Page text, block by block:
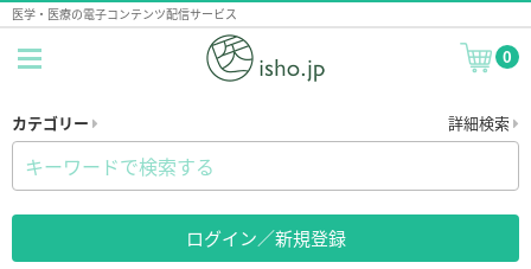
医学・医療の電子コンテンツ配信サービス
0
カテゴリー 詳細検索
ログイン／新規登録